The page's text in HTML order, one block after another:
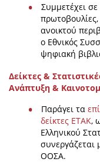
Συμμετέχει
ανοικτού
ο Εθνικός
ψηφιακή
Δείκτες &
Ανάπτυξη &
Παράγει τα
δείκτες ΕΤΑΚ,
Ελληνικού
συνεργάζεται
ΟΟΣΑ.